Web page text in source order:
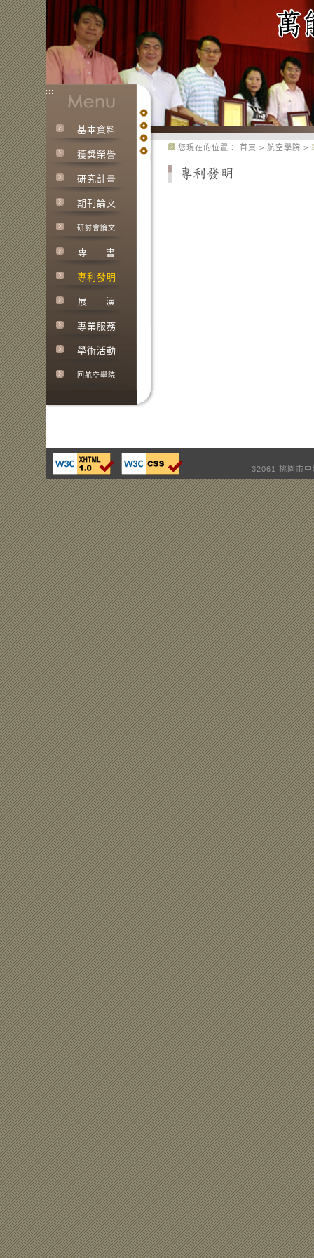
:::
基本資料
獲獎榮譽
研究計畫
期刊論文
研討會論文
專 書
專利發明
展 演
專業服務
學術活動
回航空學院
您現在的位置： 首頁 > 航空學院 >
32061 桃園市